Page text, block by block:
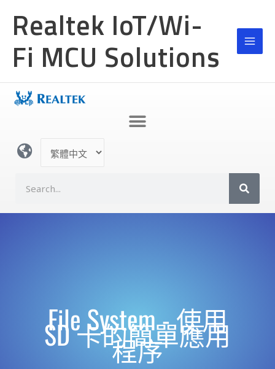
容
Realtek IoT/Wi-
Fi MCU Solutions
言
a
File System - 使用
SD 卡的簡單應用
程序